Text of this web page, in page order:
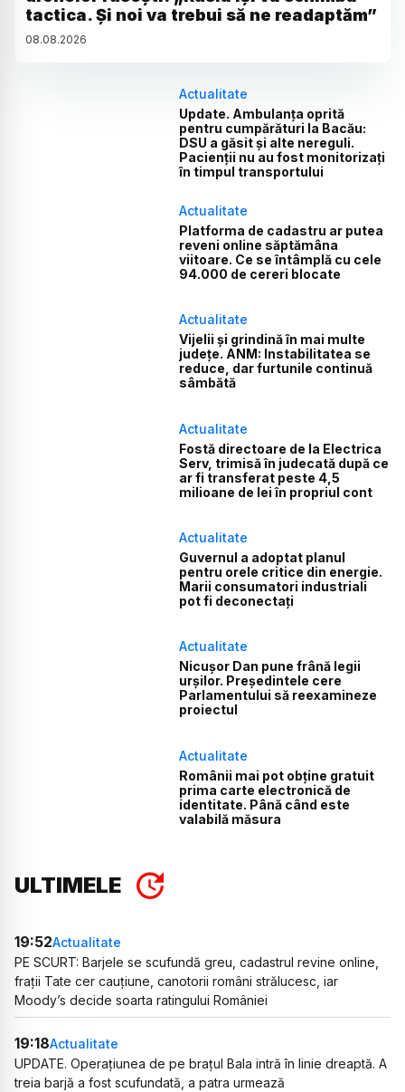
tactica. Și noi va trebui să ne readaptăm”
08.08.2026
Actualitate
Update. Ambulanța oprită
pentru cumpărături la Bacău:
DSU a găsit și alte nereguli.
Pacienții nu au fost monitorizați
în timpul transportului
Actualitate
Platforma de cadastru ar putea
reveni online săptămâna
viitoare. Ce se întâmplă cu cele
94.000 de cereri blocate
Actualitate
Vijelii și grindină în mai multe
județe. ANM: Instabilitatea se
reduce, dar furtunile continuă
sâmbătă
Actualitate
Fostă directoare de la Electrica
Serv, trimisă în judecată după ce
ar fi transferat peste 4,5
milioane de lei în propriul cont
Actualitate
Guvernul a adoptat planul
pentru orele critice din energie.
Marii consumatori industriali
pot fi deconectați
Actualitate
Nicușor Dan pune frână legii
urșilor. Președintele cere
Parlamentului să reexamineze
proiectul
Actualitate
Românii mai pot obține gratuit
prima carte electronică de
identitate. Până când este
valabilă măsura
ULTIMELE
19:52Actualitate
PE SCURT: Barjele se scufundă greu, cadastrul revine online,
frații Tate cer cauțiune, canotorii români strălucesc, iar
Moody’s decide soarta ratingului României
19:18Actualitate
UPDATE. Operațiunea de pe brațul Bala intră în linie dreaptă. A
treia barjă a fost scufundată, a patra urmează